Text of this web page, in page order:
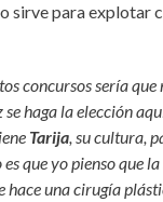
sirve para explotar
concursos sería que
haga la elección
Tarija, su cultura,
que yo pienso que
una cirugía
16:00
30°C
17:00
29°C